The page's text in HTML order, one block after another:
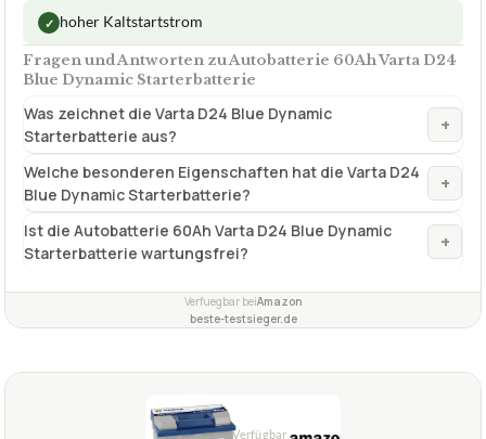
✓ hoher Kaltstartstrom
Fragen und Antworten zu Autobatterie 60Ah Varta D24
Blue Dynamic Starterbatterie
Was zeichnet die Varta D24 Blue Dynamic
Starterbatterie aus?
+
Welche besonderen Eigenschaften hat die Varta D24
Blue Dynamic Starterbatterie?
+
Ist die Autobatterie 60Ah Varta D24 Blue Dynamic
Starterbatterie wartungsfrei?
+
Verfuegbar beiAmazon
beste-testsieger.de